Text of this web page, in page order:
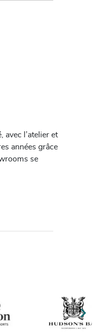
avec l’atelier et
années grâce
se
